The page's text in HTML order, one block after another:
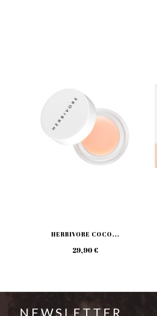
HERBIVORE COCO...
29,90 €
NEWSLETTER